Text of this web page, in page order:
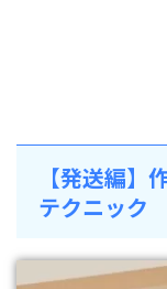
【発送編】
テクニック